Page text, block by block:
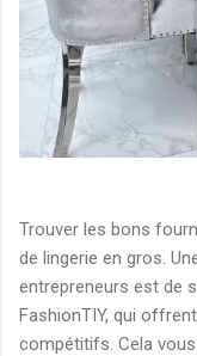
Trouver les bons
de lingerie en gros.
entrepreneurs est de
FashionTIY, qui
compétitifs. Cela